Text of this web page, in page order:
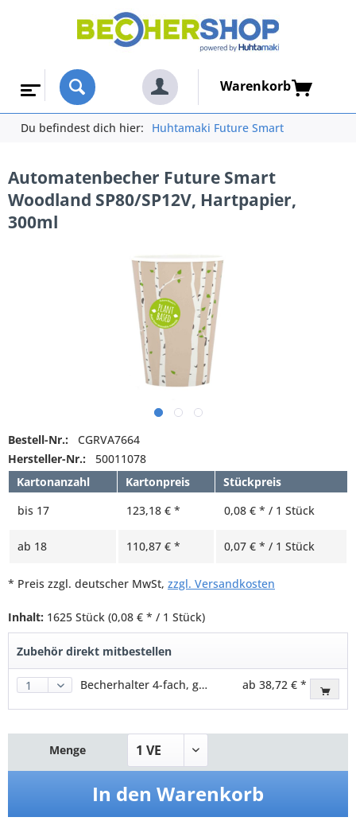
Warenkorb
Du befindest dich hier: Huhtamaki Future Smart
Automatenbecher Future Smart
Woodland SP80/SP12V, Hartpapier,
300ml
Bestell-Nr.:
CGRVA7664
Hersteller-Nr.:
50011078
Kartonanzahl
Kartonpreis
Stückpreis
bis 17 123,18 € * 0,08 € * / 1 Stück
ab 18 110,87 € * 0,07 € * / 1 Stück
* Preis zzgl. deutscher MwSt, zzgl. Versandkosten
Inhalt: 1625 Stück (0,08 € * / 1 Stück)
Zubehör direkt mitbestellen
Becherhalter 4-fach, grau ab 38,72 € *
Menge
In den Warenkorb